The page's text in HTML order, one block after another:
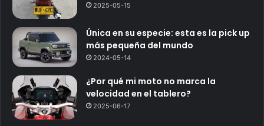
2025-05-15
Única en su especie: esta es la pick up
más pequeña del mundo
2024-05-14
¿Por qué mi moto no marca la
velocidad en el tablero?
2025-06-17